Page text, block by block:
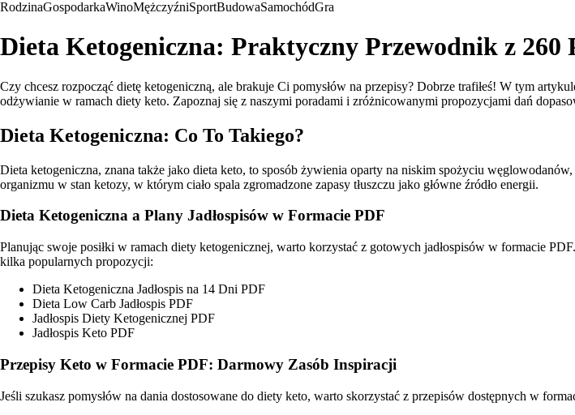
RodzinaGospodarkaWinoMężczyźniSportBudowaSamochódGra
Dieta Ketogeniczna: Praktyczny Przewodnik z 260
Czy chcesz rozpocząć dietę ketogeniczną, ale brakuje Ci pomysłów na przepisy? Dobrze trafiłeś! W tym
odżywianie w ramach diety keto. Zapoznaj się z naszymi poradami i zróżnicowanymi propozycjami dań
Dieta Ketogeniczna: Co To Takiego?
Dieta ketogeniczna, znana także jako dieta keto, to sposób żywienia oparty na niskim spożyciu
organizmu w stan ketozy, w którym ciało spala zgromadzone zapasy tłuszczu jako główne źródło energii.
Dieta Ketogeniczna a Plany Jadłospisów w Formacie PDF
Planując swoje posiłki w ramach diety ketogenicznej, warto korzystać z gotowych jadłospisów w formacie
kilka popularnych propozycji:
Dieta Ketogeniczna Jadłospis na 14 Dni PDF
Dieta Low Carb Jadłospis PDF
Jadłospis Diety Ketogenicznej PDF
Jadłospis Keto PDF
Przepisy Keto w Formacie PDF: Darmowy Zasób Inspiracji
Jeśli szukasz pomysłów na dania dostosowane do diety keto, warto skorzystać z przepisów dostępnych w